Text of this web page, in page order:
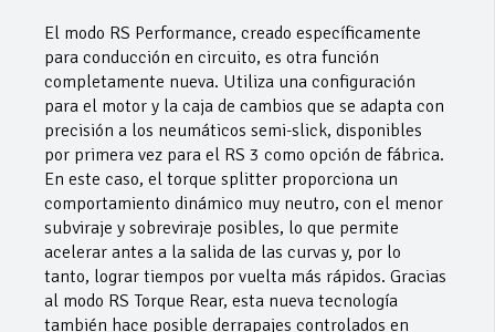
El modo RS Performance, creado específicamente
para conducción en circuito, es otra función
completamente nueva. Utiliza una configuración
para el motor y la caja de cambios que se adapta con
precisión a los neumáticos semi-slick, disponibles
por primera vez para el RS 3 como opción de fábrica.
En este caso, el torque splitter proporciona un
comportamiento dinámico muy neutro, con el menor
subviraje y sobreviraje posibles, lo que permite
acelerar antes a la salida de las curvas y, por lo
tanto, lograr tiempos por vuelta más rápidos. Gracias
al modo RS Torque Rear, esta nueva tecnología
también hace posible derrapajes controlados en